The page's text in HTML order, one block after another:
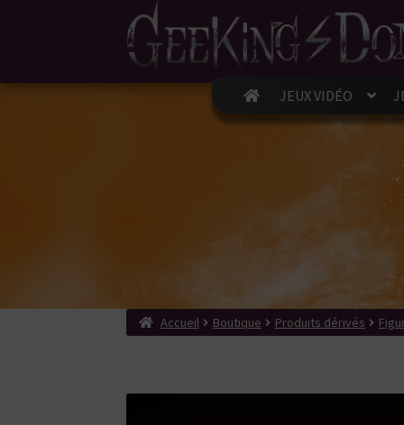
JEUX VIDÉO
Accueil Boutique Produits dérivés